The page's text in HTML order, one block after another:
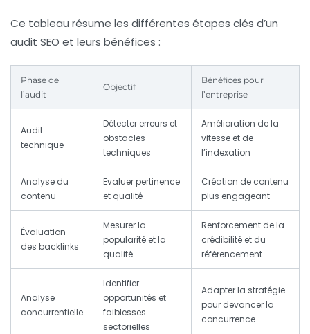
Ce tableau résume les différentes étapes clés d’un
audit SEO et leurs bénéfices :
Phase de
l’audit
Objectif
Bénéfices pour
l’entreprise
Audit
technique
Détecter erreurs et
obstacles
techniques
Amélioration de la
vitesse et de
l’indexation
Analyse du
contenu
Evaluer pertinence
et qualité
Création de contenu
plus engageant
Évaluation
des backlinks
Mesurer la
popularité et la
qualité
Renforcement de la
crédibilité et du
référencement
Analyse
concurrentielle
Identifier
opportunités et
faiblesses
sectorielles
Adapter la stratégie
pour devancer la
concurrence